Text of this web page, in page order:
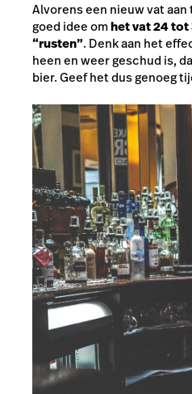
Alvorens een nieuw vat
goed idee omhet vat 24 tot
“rusten”. Denk aan het
heen en weer geschud is,
bier. Geef het dus genoeg